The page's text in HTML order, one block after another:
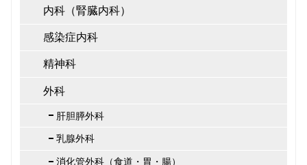
内科（腎臓内科）
感染症内科
精神科
外科
肝胆膵外科
乳腺外科
消化管外科（食道・胃・腸）